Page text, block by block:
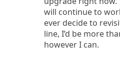
will continue to
ever decide to
line, I’d be more
however I can.